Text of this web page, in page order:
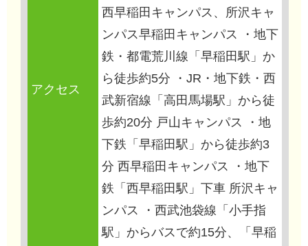
アクセス
西早稲田キャンパス、所沢キャ
ンパス早稲田キャンパス ・地下
鉄・都電荒川線「早稲田駅」か
ら徒歩約5分 ・JR・地下鉄・西
武新宿線「高田馬場駅」から徒
歩約20分 戸山キャンパス ・地
下鉄「早稲田駅」から徒歩約3
分 西早稲田キャンパス ・地下
鉄「西早稲田駅」下車 所沢キャ
ンパス ・西武池袋線「小手指
駅」からバスで約15分、「早稲